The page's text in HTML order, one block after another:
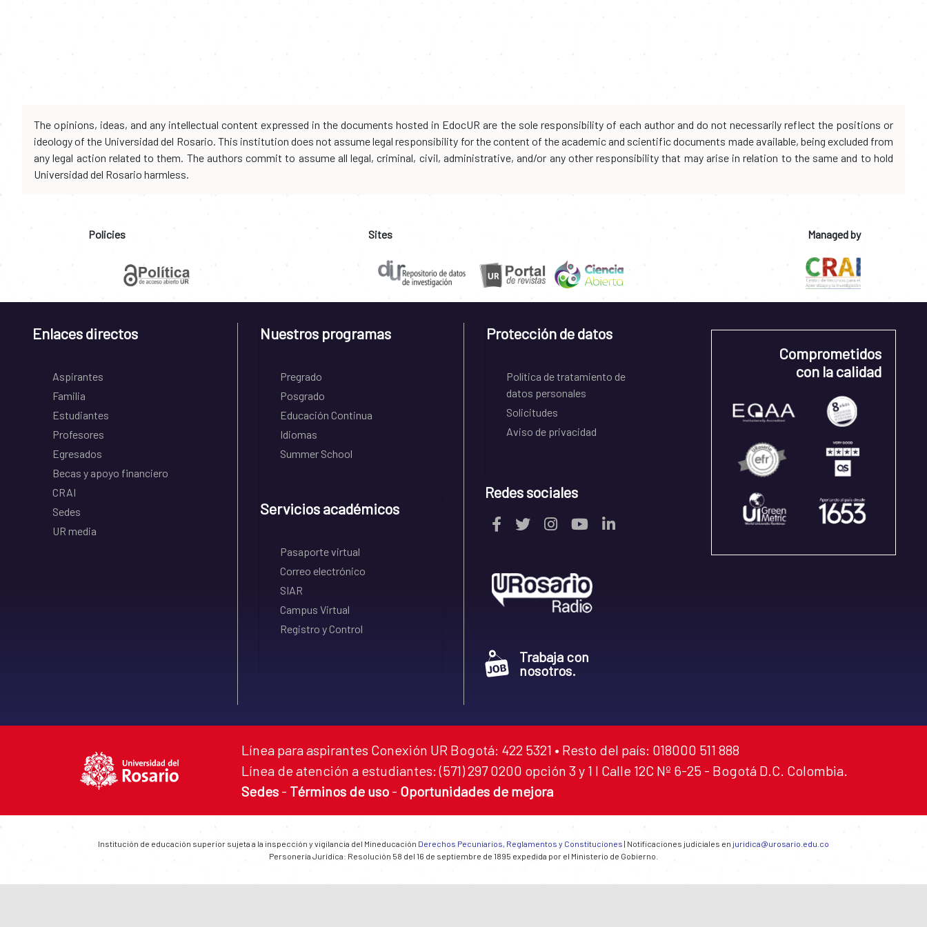
The opinions, ideas, and any intellectual content expressed in the documents hosted in EdocUR are the sole responsibility of each author and do not necessarily reflect the positions or
ideology of the Universidad del Rosario. This institution does not assume legal responsibility for the content of the academic and scientific documents made available, being excluded from
any legal action related to them. The authors commit to assume all legal, criminal, civil, administrative, and/or any other responsibility that may arise in relation to the same and to hold
Universidad del Rosario harmless.
Policies Sites Managed by
Enlaces directos
Aspirantes
Familia
Estudiantes
Profesores
Egresados
Becas y apoyo financiero
CRAI
Sedes
UR media
Nuestros programas
Pregrado
Posgrado
Educación Continua
Idiomas
Summer School
Servicios académicos
Pasaporte virtual
Correo electrónico
SIAR
Campus Virtual
Registro y Control
Protección de datos
Política de tratamiento de
datos personales
Solicitudes
Aviso de privacidad
Redes sociales
Trabaja con
nosotros.
Comprometidos
con la calidad
Línea para aspirantes Conexión UR Bogotá: 422 5321 • Resto del país: 018000 511 888
Línea de atención a estudiantes: (571) 297 0200 opción 3 y 1 I Calle 12C Nº 6-25 - Bogotá D.C. Colombia.
Sedes - Términos de uso - Oportunidades de mejora
Institución de educación superior sujeta a la inspección y vigilancia del Mineducación Derechos Pecuniarios, Reglamentos y Constituciones | Notificaciones judiciales en juridica@urosario.edu.co
Personería Jurídica: Resolución 58 del 16 de septiembre de 1895 expedida por el Ministerio de Gobierno.